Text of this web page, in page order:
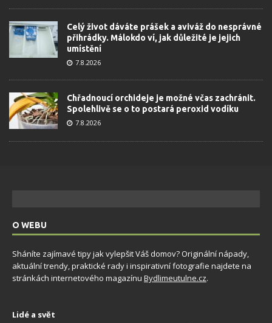
Celý život dáváte prášek a aviváž do nesprávné
přihrádky. Málokdo ví, jak důležité je jejich
umístění
7.8.2026
Chřadnoucí orchideje je možné včas zachránit.
Spolehlivě se o to postará peroxid vodíku
7.8.2026
O WEBU
Sháníte zajímavé tipy jak vylepšit Váš domov? Originální nápady,
aktuální trendy, praktické rady i inspirativní fotografie najdete na
stránkách internetového magazínu Bydlimeutulne.cz.
Lidé a svět